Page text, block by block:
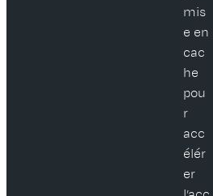
mis
e en
cac
he
pou
r
acc
élér
er